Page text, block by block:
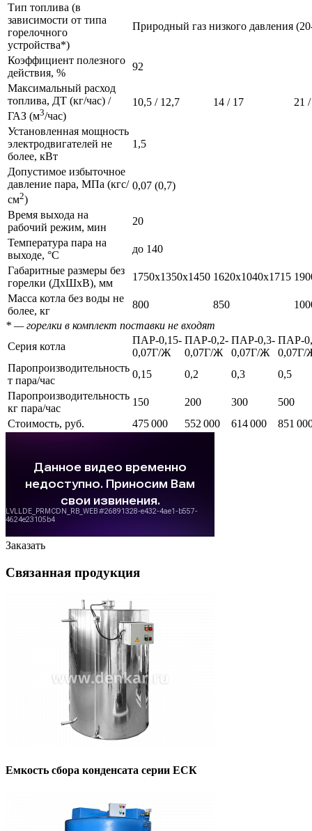
Тип топлива (в
зависимости от типа
горелочного
устройства*)
Природный газ низкого давления
Коэффициент полезного
действия, %
92
Максимальный расход
топлива, ДТ (кг/час) /
ГАЗ (м3/час)
10,5 / 12,7 14 / 17 21
Установленная мощность
электродвигателей не
более, кВт
1,5
Допустимое избыточное
давление пара, МПа (кгс/
см2)
0,07 (0,7)
Время выхода на
рабочий режим, мин
20
Температура пара на
выходе, °С
до 140
Габаритные размеры без
горелки (ДхШхВ), мм
1750х1350х1450 1620х1040х1715
Масса котла без воды не
более, кг
800 850
* — горелки в комплект поставки не входят
Серия котла
ПАР-0,15-
0,07Г/Ж
ПАР-0,2-
0,07Г/Ж
ПАР-0,3-
0,07Г/Ж
ПАР-
0,07Г/
Паропроизводительность
т пара/час
0,15 0,2 0,3
0,5
Паропроизводительность
кг пара/час
150 200 300
500
Стоимость, руб.
475 000 552 000 614 000 851
Заказать
Связанная продукция
Емкость сбора конденсата серии ЕСК